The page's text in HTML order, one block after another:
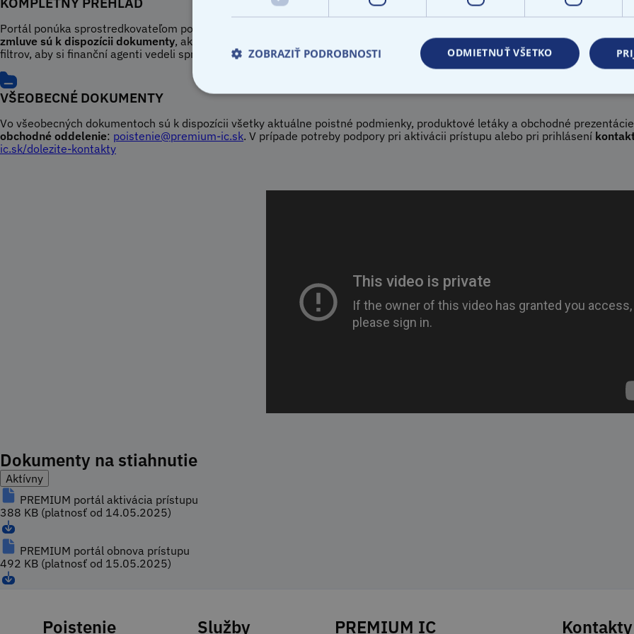
Portál ponúka sprostredkovateľom poistenia kompletný prehľad ponúk a poistných zmlúv, ktoré dojednali a to nie iba
zmluve sú k dispozícii dokumenty, ako návrh poistnej zmluvy, poistka, predpisy poistného, prípadne zánikový list a ďalšia
filtrov, aby si finanční agenti vedeli spravovať svoje kmene.
VŠEOBECNÉ DOKUMENTY
Vo všeobecných dokumentoch sú k dispozícii všetky aktuálne poistné podmienky, produktové letáky a obchodné
obchodné oddelenie: poistenie@premium-ic.sk. V prípade potreby podpory pri aktivácii prístupu alebo pri prihlásení
ic.sk/dolezite-kontakty
Dokumenty na stiahnutie
Aktívny
PREMIUM portál aktivácia prístupu
388 KB (platnosť od 14.05.2025)
PREMIUM portál obnova prístupu
492 KB (platnosť od 15.05.2025)
Footer
Poistenie Služby PREMIUM IC Kontakty
ODMIETNUŤ VŠETKO
ZOBRAZIŤ PODROBNOSTI